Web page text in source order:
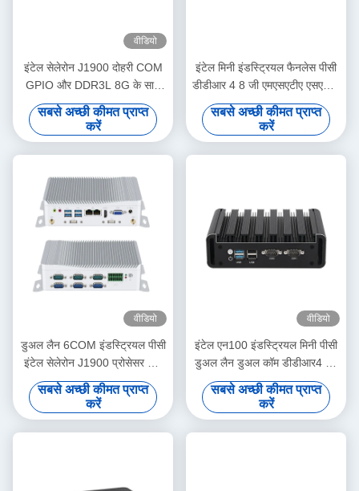
वीडियो
इंटेल सेलेरोन J1900 दोहरी COM
GPIO और DDR3L 8G के साथ
पंखे रहित औद्योगिक पीसी
सबसे अच्छी कीमत प्राप्त
करें
इंटेल मिनी इंडस्ट्रियल फैनलेस पीसी
डीडीआर 4 8 जी एमएसएटीए एसएसडी
डुअल लैन एचडी डिस्प्ले लिनक्स के
साथ
सबसे अच्छी कीमत प्राप्त
करें
वीडियो
डुअल लैन 6COM इंडस्ट्रियल पीसी
इंटेल सेलेरोन J1900 प्रोसेसर और
कोर सीरीज प्रोसेसर
सबसे अच्छी कीमत प्राप्त
करें
वीडियो
इंटेल एन100 इंडस्ट्रियल मिनी पीसी
डुअल लैन डुअल कॉम डीडीआर4 16
जी रैम फॉर इंडस्ट्रियल
सबसे अच्छी कीमत प्राप्त
करें